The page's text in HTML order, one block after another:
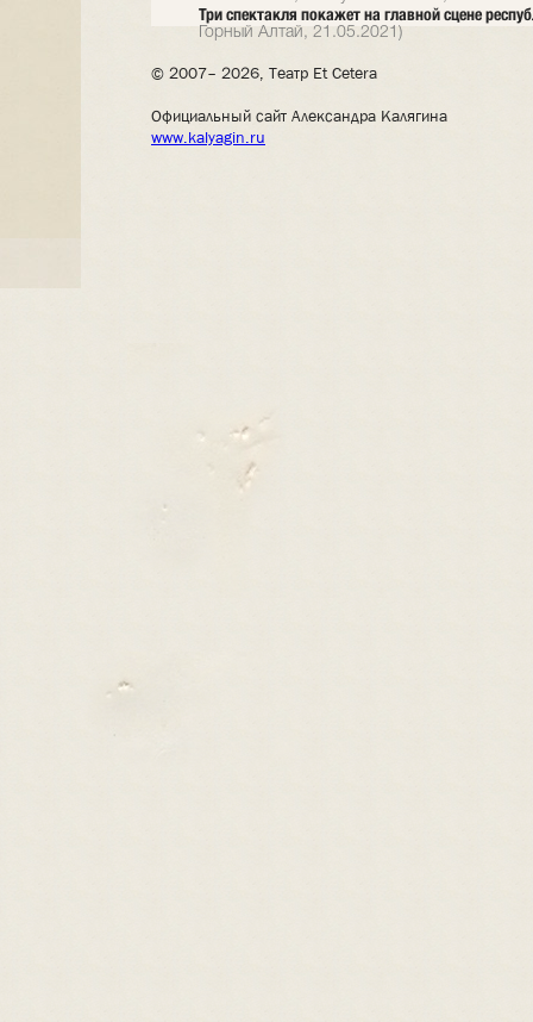
Три спектакля покажет на главной сцене
Горный Алтай, 21.05.2021)
© 2007– 2026, Театр Et Cetera
Официальный сайт Александра Калягина
www.kalyagin.ru